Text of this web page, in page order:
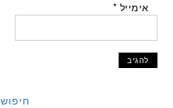
אימייל *
חיפוש